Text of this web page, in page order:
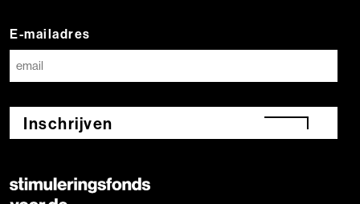
E-mailadres
Inschrijven